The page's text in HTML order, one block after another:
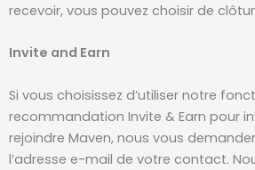
recevoir, vous pouvez choisir de
Invite and Earn
Si vous choisissez d’utiliser notre
recommandation Invite & Earn pour
rejoindre Maven, nous vous
l’adresse e-mail de votre contact.